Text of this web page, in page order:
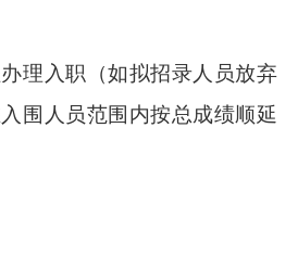
理入职（如拟招录人员放弃
围人员范围内按总成绩顺延